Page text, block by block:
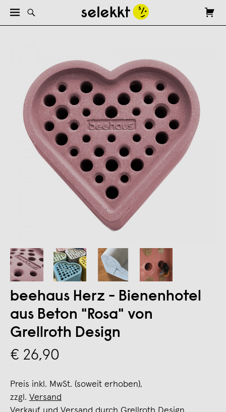
beehaus Herz - Bienenhotel
aus Beton "Rosa" von
Grellroth Design
€ 26,90
Preis inkl. MwSt. (soweit erhoben),
zzgl. Versand